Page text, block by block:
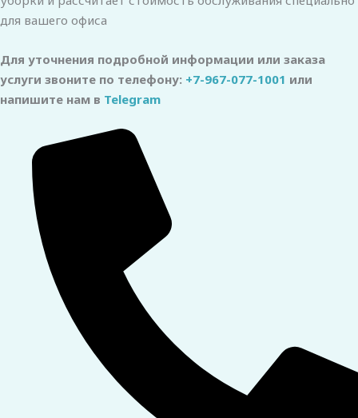
для вашего офиса
Для уточнения подробной информации или заказа
услуги звоните по телефону: +7-967-077-1001 или
напишите нам в Telegram